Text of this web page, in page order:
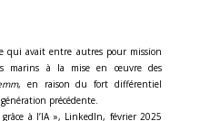
qui avait entre autres pour mission
marins à la mise en œuvre des
, en raison du fort différentiel
précédente.
à l’IA », LinkedIn, février 2025